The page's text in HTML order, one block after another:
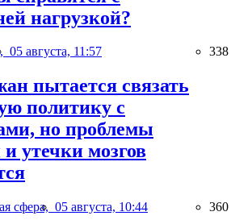
нагрузкой?
05 августа, 11:57 338
пытается связать
политику с
но проблемы
и утечки мозгов
сфера, 05 августа, 10:44 360